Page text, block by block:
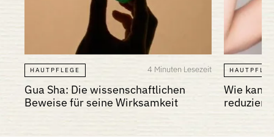
HAUTPFLEGE 4 Minuten Lesezeit
Gua Sha: Die wissenschaftlichen
Beweise für seine Wirksamkeit
Wie kann